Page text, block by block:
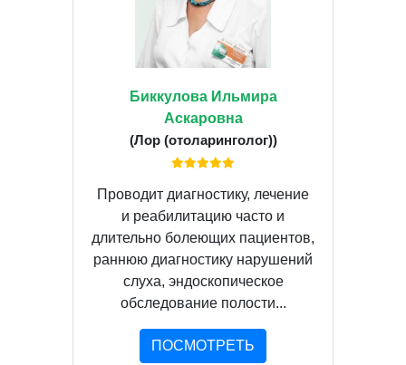
Биккулова Ильмира
Аскаровна
(Лор (отоларинголог))
Проводит диагностику, лечение
и реабилитацию часто и
длительно болеющих пациентов,
раннюю диагностику нарушений
слуха, эндоскопическое
обследование полости...
ПОСМОТРЕТЬ